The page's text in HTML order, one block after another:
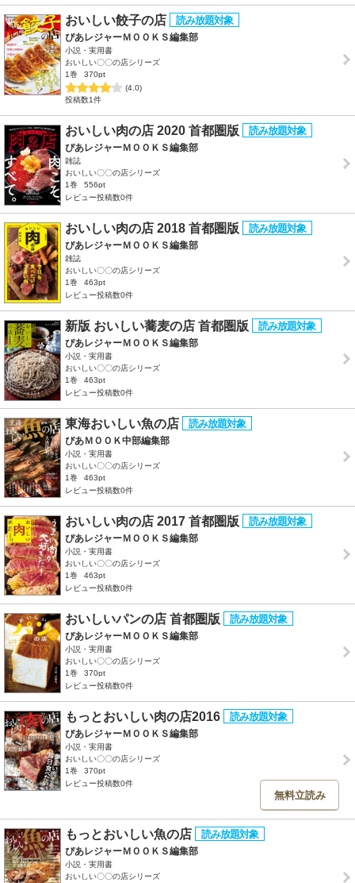
おいしい餃子の店
ぴあレジャーＭＯＯＫＳ編集部
小説・実用書
おいしい〇〇の店シリーズ
1巻
370pt
(4.0)
投稿数1件
おいしい肉の店 2020 首都圏版
ぴあレジャーＭＯＯＫＳ編集部
雑誌
おいしい〇〇の店シリーズ
1巻
556pt
レビュー投稿数0件
おいしい肉の店 2018 首都圏版
ぴあレジャーＭＯＯＫＳ編集部
雑誌
おいしい〇〇の店シリーズ
1巻
463pt
レビュー投稿数0件
新版 おいしい蕎麦の店 首都圏版
ぴあレジャーＭＯＯＫＳ編集部
小説・実用書
おいしい〇〇の店シリーズ
1巻
463pt
レビュー投稿数0件
東海おいしい魚の店
ぴあＭＯＯＫ中部編集部
小説・実用書
おいしい〇〇の店シリーズ
1巻
463pt
レビュー投稿数0件
おいしい肉の店 2017 首都圏版
ぴあレジャーＭＯＯＫＳ編集部
小説・実用書
おいしい〇〇の店シリーズ
1巻
463pt
レビュー投稿数0件
おいしいパンの店 首都圏版
ぴあレジャーＭＯＯＫＳ編集部
小説・実用書
おいしい〇〇の店シリーズ
1巻
370pt
レビュー投稿数0件
もっとおいしい肉の店2016
ぴあレジャーＭＯＯＫＳ編集部
小説・実用書
おいしい〇〇の店シリーズ
1巻
370pt
レビュー投稿数0件
無料立読み
もっとおいしい魚の店
ぴあレジャーＭＯＯＫＳ編集部
小説・実用書
おいしい〇〇の店シリーズ